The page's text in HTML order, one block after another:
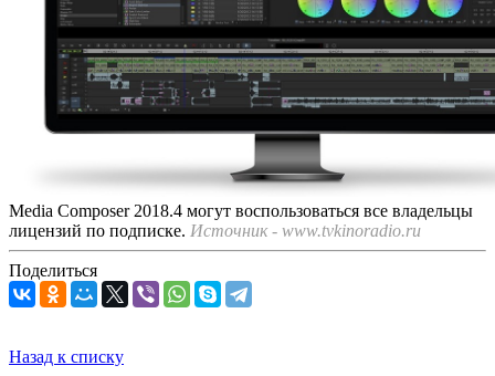
Media Composer 2018.4 могут воспользоваться все владельцы
лицензий по подписке. Источник - www.tvkinoradio.ru
Поделиться
Назад к списку